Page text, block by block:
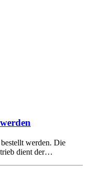
werden. Die
dient der…